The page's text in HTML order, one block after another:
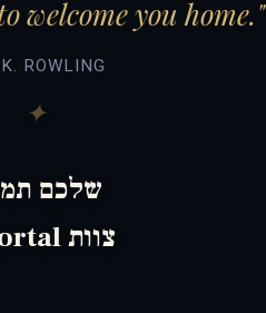
welcome you home."
ROWLING
שלכם
צוות HPortal